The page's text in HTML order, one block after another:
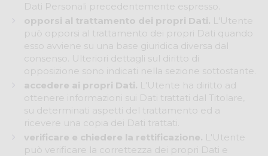
Dati Personali precedentemente espresso.
opporsi al trattamento dei propri Dati. L'Utente
può opporsi al trattamento dei propri Dati quando
esso avviene su una base giuridica diversa dal
consenso. Ulteriori dettagli sul diritto di
opposizione sono indicati nella sezione sottostante.
accedere ai propri Dati. L'Utente ha diritto ad
ottenere informazioni sui Dati trattati dal Titolare,
su determinati aspetti del trattamento ed a
ricevere una copia dei Dati trattati.
verificare e chiedere la rettificazione. L'Utente
può verificare la correttezza dei propri Dati e